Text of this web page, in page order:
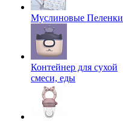
Муслиновые Пеленки
Контейнер для сухой
смеси, еды